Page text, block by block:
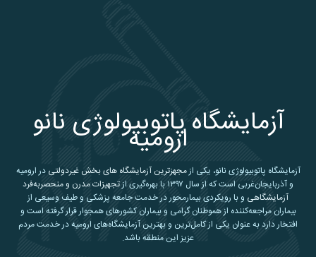
آزمایشگاه پاتوبیولوژی نانو
ارومیه
آزمایشگاه پاتوبیولوژی نانو، یکی ازمجهزترین آزمایشگاه های بخش غیردولتی در ارومیه
و آذربایجان‌غربی است که از سال ۱۳۹۷ با بهره‌گیری از
تجهیزات مدرن و منحصربه‌فرد
آزمایشگاهی و با رویکردی بیمارمحور در خدمت جامعه پزشکی و طیف وسیعی از
بیماران مراجعه‌کننده از هموطنان گرامی و بیماران کشورهای همجوار قرار گرفته است و
افتخار دارد به عنوان یکی از کامل‌ترین و بهترین آزمایشگاه‌های ارومیه در خدمت مردم
عزیز این منطقه باشد.